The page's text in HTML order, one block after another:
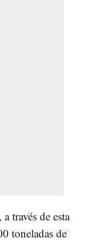
través de esta
toneladas de